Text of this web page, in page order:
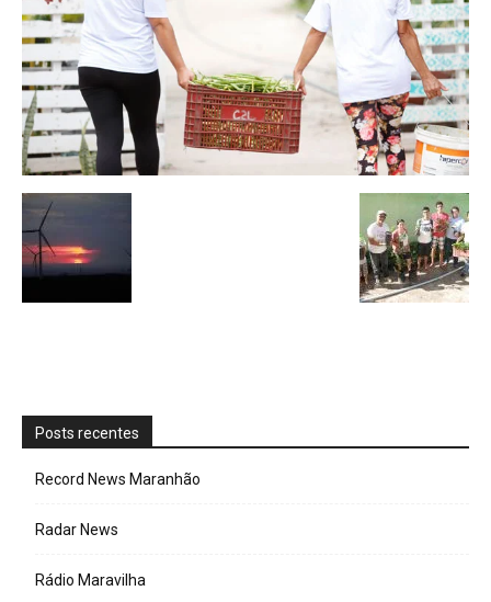
Posts recentes
Record News Maranhão
Radar News
Rádio Maravilha